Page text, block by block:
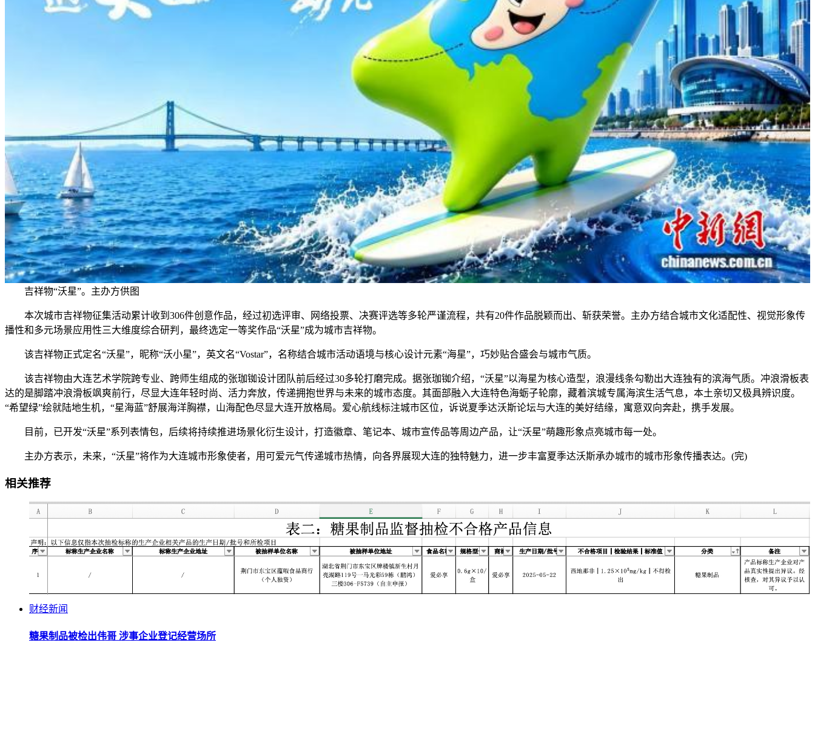
吉祥物“沃星”。主办方供图
本次城市吉祥物征集活动累计收到306件创意作品，经过初选评审、网络投票、决赛评选等多轮严谨流程，共有20件作品脱颖而出、斩获荣誉。主办方结合城市文化适配性、视觉形象传
播性和多元场景应用性三大维度综合研判，最终选定一等奖作品“沃星”成为城市吉祥物。
该吉祥物正式定名“沃星”，昵称“沃小星”，英文名“Vostar”，名称结合城市活动语境与核心设计元素“海星”，巧妙贴合盛会与城市气质。
该吉祥物由大连艺术学院跨专业、跨师生组成的张珈铷设计团队前后经过30多轮打磨完成。据张珈铷介绍，“沃星”以海星为核心造型，浪漫线条勾勒出大连独有的滨海气质。冲浪滑板表
达的是脚踏冲浪滑板飒爽前行，尽显大连年轻时尚、活力奔放，传递拥抱世界与未来的城市态度。其面部融入大连特色海蛎子轮廓，藏着滨城专属海滨生活气息，本土亲切又极具辨识度。
“希望绿”绘就陆地生机，“星海蓝”舒展海洋胸襟，山海配色尽显大连开放格局。爱心航线标注城市区位，诉说夏季达沃斯论坛与大连的美好结缘，寓意双向奔赴，携手发展。
目前，已开发“沃星”系列表情包，后续将持续推进场景化衍生设计，打造徽章、笔记本、城市宣传品等周边产品，让“沃星”萌趣形象点亮城市每一处。
主办方表示，未来，“沃星”将作为大连城市形象使者，用可爱元气传递城市热情，向各界展现大连的独特魅力，进一步丰富夏季达沃斯承办城市的城市形象传播表达。(完)
相关推荐
财经新闻
糖果制品被检出伟哥 涉事企业登记经营场所